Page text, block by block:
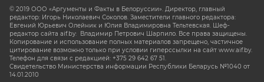
© 2019 ООО «Аргументы и Факты в Белоруссии». Директор, главный
редактор: Игорь Николаевич Соколов. Заместители главного редактора:
Евгений Юрьевич Олейник и Юлия Владимировна Тельтевская. Шеф-
редактор сайта aif.by: Владимир Петрович Шарпило. Все права защищены.
Копирование и использование полных материалов запрещено, частичное
цитирование возможно только при условии гиперссылки на сайт www.aif.by.
Телефон для связи с редакцией: +375 29 642 67 51.
Свидетельство Министерства информации Республики Беларусь №1040 от
14.01.2010